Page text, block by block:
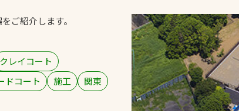
人
人工芝舗装
クレイ（土）舗装
施設管理
パークマネジメント
飛散・流出
施工・管
ご紹介します。
クレイコート
ドコート
施工 関東